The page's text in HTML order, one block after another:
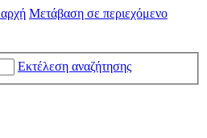
αρχή Μετάβαση σε περιεχόμενο
Εκτέλεση αναζήτησης